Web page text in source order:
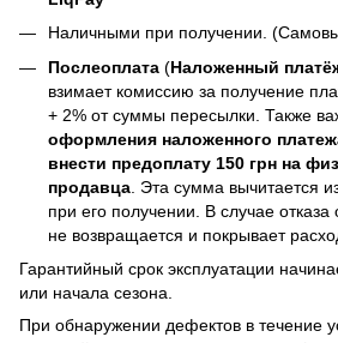
Наличными при получении.
Послеоплата (Наложенный
взимает комиссию за получение
+ 2% от суммы пересылки. Также
оформления наложенного
внести предоплату 150 грн на
продавца . Эта сумма вычитается
при его получении. В случае отказа
не возвращается и покрывает
Гарантийный срок эксплуатации
или начала сезона.
При обнаружении дефектов в течение